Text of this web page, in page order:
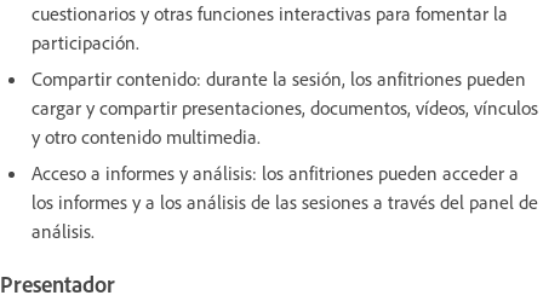
cuestionarios y otras funciones interactivas para fomentar la
participación.
Compartir contenido: durante la sesión, los anfitriones pueden
cargar y compartir presentaciones, documentos, vídeos, vínculos
y otro contenido multimedia.
Acceso a informes y análisis: los anfitriones pueden acceder a
los informes y a los análisis de las sesiones a través del panel de
análisis.
Presentador